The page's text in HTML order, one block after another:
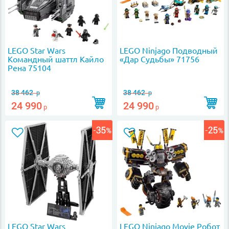
LEGO Star Wars
Командный шаттл Кайло
Рена 75104
38 462р
24 990 р
LEGO Ninjago Подводный
«Дар Судьбы» 71756
38 462р
24 990 р
LEGO Star Wars LEGO Ninjago Movie Робот